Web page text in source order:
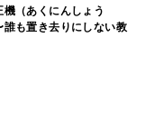
機（あくにんしょう
誰も置き去りにしない教